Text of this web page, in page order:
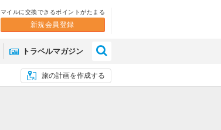
マイルに交換できるポイントがたまる
新規会員登録
トラベルマガジン
旅の計画を作成する